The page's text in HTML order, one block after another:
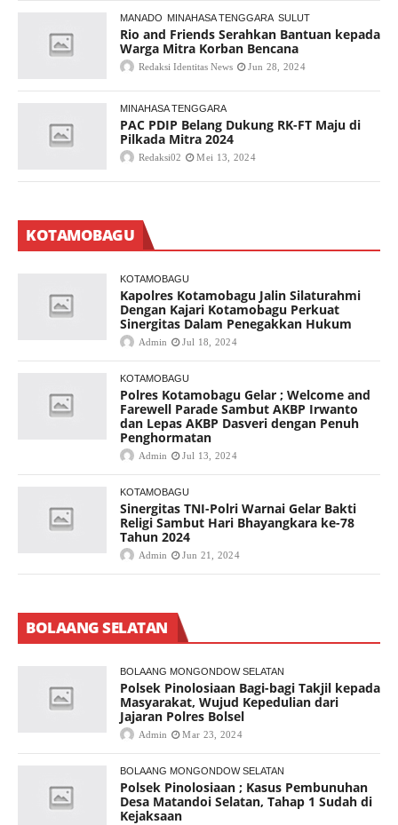
MANADO MINAHASA TENGGARA SULUT
Rio and Friends Serahkan Bantuan kepada
Warga Mitra Korban Bencana
Redaksi Identitas News Jun 28, 2024
MINAHASA TENGGARA
PAC PDIP Belang Dukung RK-FT Maju di
Pilkada Mitra 2024
Redaksi02 Mei 13, 2024
KOTAMOBAGU
KOTAMOBAGU
Kapolres Kotamobagu Jalin Silaturahmi
Dengan Kajari Kotamobagu Perkuat
Sinergitas Dalam Penegakkan Hukum
Admin Jul 18, 2024
KOTAMOBAGU
Polres Kotamobagu Gelar ; Welcome and
Farewell Parade Sambut AKBP Irwanto
dan Lepas AKBP Dasveri dengan Penuh
Penghormatan
Admin Jul 13, 2024
KOTAMOBAGU
Sinergitas TNI-Polri Warnai Gelar Bakti
Religi Sambut Hari Bhayangkara ke-78
Tahun 2024
Admin Jun 21, 2024
BOLAANG SELATAN
BOLAANG MONGONDOW SELATAN
Polsek Pinolosiaan Bagi-bagi Takjil kepada
Masyarakat, Wujud Kepedulian dari
Jajaran Polres Bolsel
Admin Mar 23, 2024
BOLAANG MONGONDOW SELATAN
Polsek Pinolosiaan ; Kasus Pembunuhan
Desa Matandoi Selatan, Tahap 1 Sudah di
Kejaksaan